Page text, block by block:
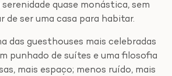
quase monástica, sem
de ser uma casa para habitar.
das guesthouses mais celebradas
punhado de suítes e uma filosofia
mais espaço; menos ruído, mais